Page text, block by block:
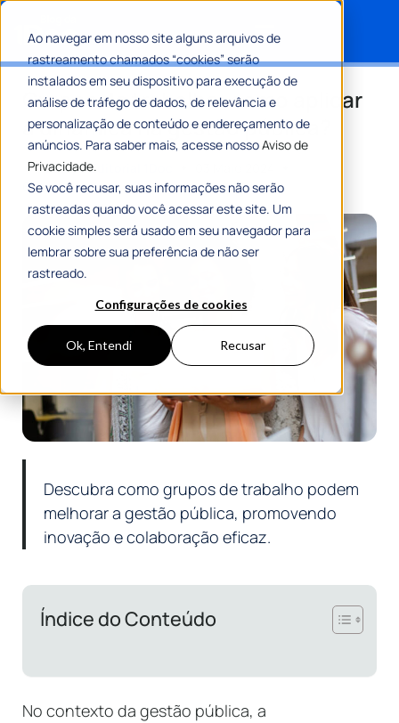
Ao navegar em nosso site alguns arquivos de
rastreamento chamados “cookies” serão
instalados em seu dispositivo para execução de
análise de tráfego de dados, de relevância e
personalização de conteúdo e endereçamento de
anúncios. Para saber mais, acesse nossoAviso de
Privacidade.
Se você recusar, suas informações não serão
rastreadas quando você acessar este site. Um
cookie simples será usado em seu navegador para
lembrar sobre sua preferência de não ser
rastreado.
Configurações de cookies
Ok, Entendi Recusar
Grupos de trabalho: como aplicar
a dinâmica na gestão pública?
PorEquipe Editorial 1Doc
6 Min De Leitura
Descubra como grupos de trabalho podem
melhorar a gestão pública, promovendo
inovação e colaboração eficaz.
Índice do Conteúdo
No contexto da gestão pública, a